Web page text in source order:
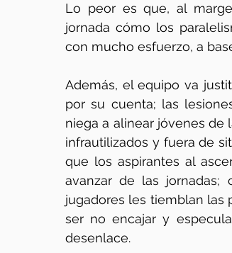
Lo peor es que, al
jornada cómo los
con mucho esfuerzo, a
Además, el equipo va
por su cuenta; las
niega a alinear jóvenes de
infrautilizados y fuera de
que los aspirantes al
avanzar de las
jugadores les tiemblan las
ser no encajar y
desenlace.